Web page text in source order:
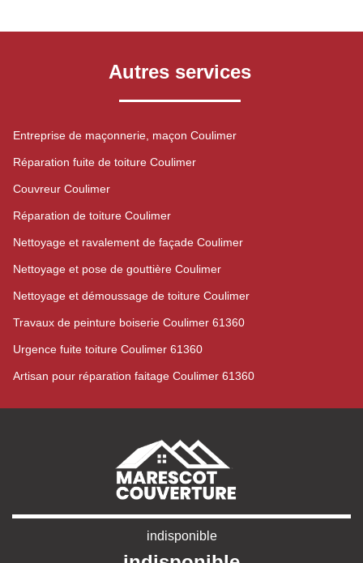
Autres services
Entreprise de maçonnerie, maçon Coulimer
Réparation fuite de toiture Coulimer
Couvreur Coulimer
Réparation de toiture Coulimer
Nettoyage et ravalement de façade Coulimer
Nettoyage et pose de gouttière Coulimer
Nettoyage et démoussage de toiture Coulimer
Travaux de peinture boiserie Coulimer 61360
Urgence fuite toiture Coulimer 61360
Artisan pour réparation faitage Coulimer 61360
indisponible